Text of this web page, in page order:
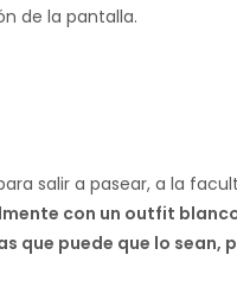
de la pantalla.
para salir a pasear, a la
con un outfit
que puede que lo sean,